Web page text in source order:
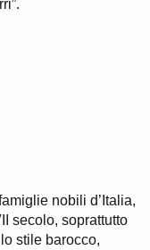
nobili d’Italia,
secolo, soprattutto
stile barocco,